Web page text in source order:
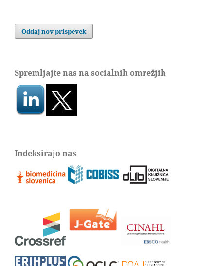
Oddaj nov prispevek
Spremljajte nas na socialnih omrežjih
Indeksirajo nas